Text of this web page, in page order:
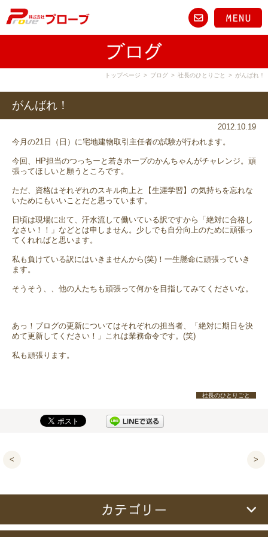
トップページ > ブログ > 社長のひとりごと > がんばれ！
がんばれ！
社長のひとりごと
今月の21日（日）に宅地建物取引主任者の試験が行われます。
今回、HP担当のつっちーと若きホープのかんちゃんがチャレンジ。頑
張ってほしいと願うところです。
ただ、資格はそれぞれのスキル向上と【生涯学習】の気持ちを忘れな
いためにもいいことだと思っています。
日頃は現場に出て、汗水流して働いている訳ですから「絶対に合格し
なさい！！」などとは申しません。少しでも自分向上のために頑張っ
てくれればと思います。
私も負けている訳にはいきませんから(笑)！一生懸命に頑張っていき
ます。
そうそう、、他の人たちも頑張って何かを目指してみてくださいな。
あっ！ブログの更新についてはそれぞれの担当者、「絶対に期日を決
めて更新してください！」これは業務命令です。(笑)
私も頑張ります。
2012.10.19
< >